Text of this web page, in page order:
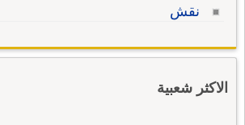
نقش
الاكثر شعبية